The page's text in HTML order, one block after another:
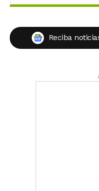
Reciba